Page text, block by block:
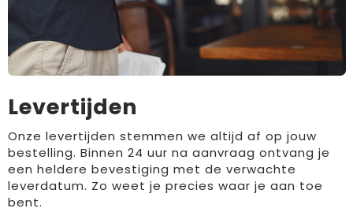
Levertijden
Onze levertijden stemmen we altijd af op jouw
bestelling. Binnen 24 uur na aanvraag ontvang je
een heldere bevestiging met de verwachte
leverdatum. Zo weet je precies waar je aan toe
bent.